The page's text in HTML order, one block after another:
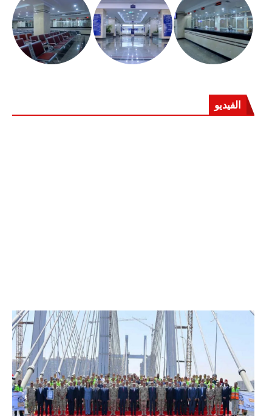
الفيديو
الرئيس عبد الفتاح السيسي يفتتح محور روض الفرج
وكوبري تحيا مصر